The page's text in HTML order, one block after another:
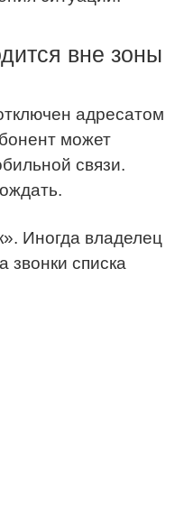
вне зоны
адресатом
может
связи.
Иногда владелец
звонки списка